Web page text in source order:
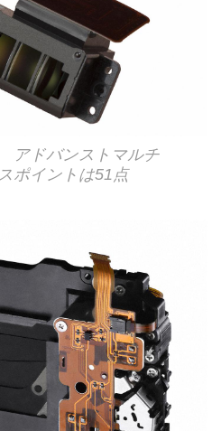
アドバンストマルチ
ポイントは51点